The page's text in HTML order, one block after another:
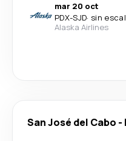
mar 20 oct
PDX-SJD· sin
Alaska Airlines
San José del Cabo -